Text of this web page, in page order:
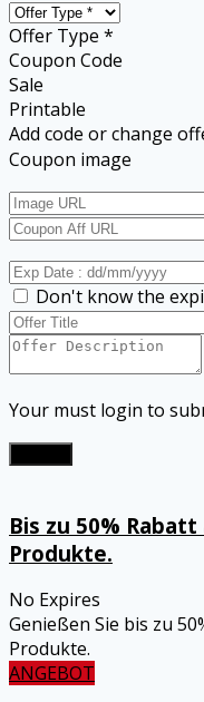
Offer Type *
Coupon Code
Sale
Printable
Add code or change
Coupon image
Don't know the
Your must login to
Bis zu 50% Rabatt
Produkte.
No Expires
Genießen Sie bis zu
Produkte.
ANGEBOT